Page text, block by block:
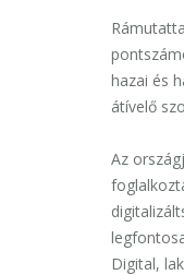
hazai és
átívelő
Az
Digital,